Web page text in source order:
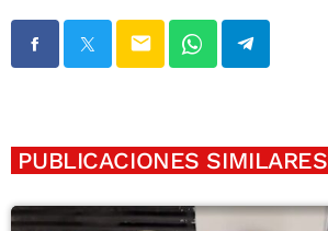
email
PUBLICACIONES SIMILARES